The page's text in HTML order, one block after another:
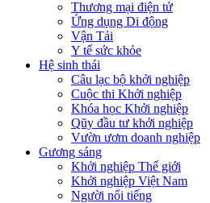
Thương mại điện tử
Ứng dụng Di động
Vận Tải
Y tế sức khỏe
Hệ sinh thái
Câu lạc bộ khởi nghiệp
Cuộc thi Khởi nghiệp
Khóa học Khởi nghiệp
Qũy đầu tư khởi nghiệp
Vườn ươm doanh nghiệp
Gương sáng
Khởi nghiệp Thế giới
Khởi nghiệp Việt Nam
Người nổi tiếng